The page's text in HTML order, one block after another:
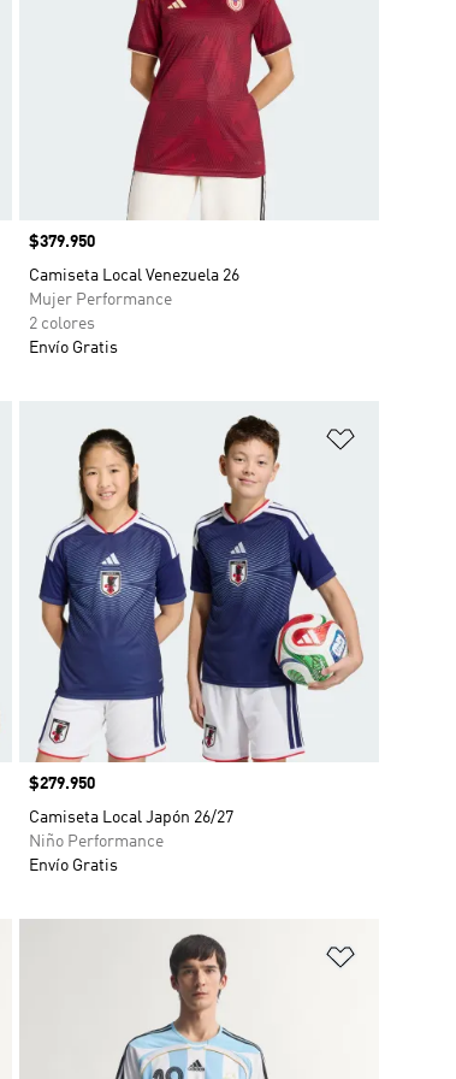
Precio
$379.950
Camiseta Local Venezuela 26
Mujer Performance
2 colores
Envío Gratis
Añadir a la lista de deseos
Precio
$279.950
Camiseta Local Japón 26/27
Niño Performance
Envío Gratis
Añadir a la lista de deseos